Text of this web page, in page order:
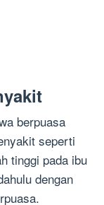
berpuasa
seperti
tinggi pada ibu
dengan